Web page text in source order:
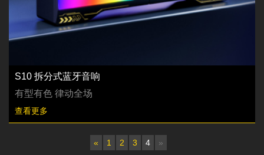
S10 拆分式蓝牙音响
有型有色 律动全场
查看更多
« 1 2 3 4 »